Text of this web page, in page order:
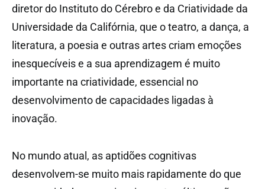
diretor do Instituto do Cérebro e da Criatividade da
Universidade da Califórnia, que oteatro, a dança, a
literatura, a poesia e outras artes criam emoções
inesquecíveis e a sua aprendizagem é muito
importante na criatividade, essencial no
desenvolvimento de capacidades ligadas à
inovação.
No mundo atual, as aptidões cognitivas
desenvolvem-se muito mais rapidamente do que